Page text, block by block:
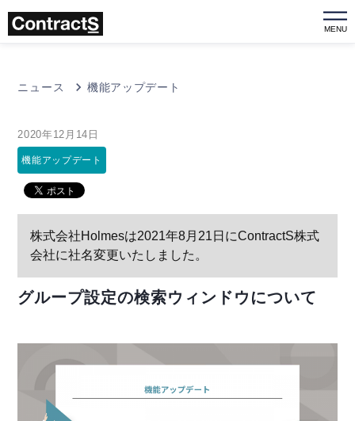
MENU
ニュース 機能アップデート
2020年12月14日
機能アップデート
株式会社Holmesは2021年8月21日にContractS株式
会社に社名変更いたしました。
グループ設定の検索ウィンドウについて